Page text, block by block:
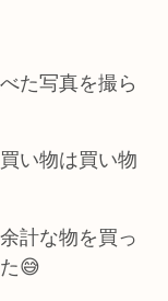
た写真を撮ら
い物は買い物
計な物を買っ
😅